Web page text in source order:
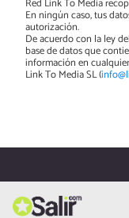
Red Link To Media
En ningún caso, tus
autorización.
De acuerdo con la ley
base de datos que
información en
Link To Media SL (